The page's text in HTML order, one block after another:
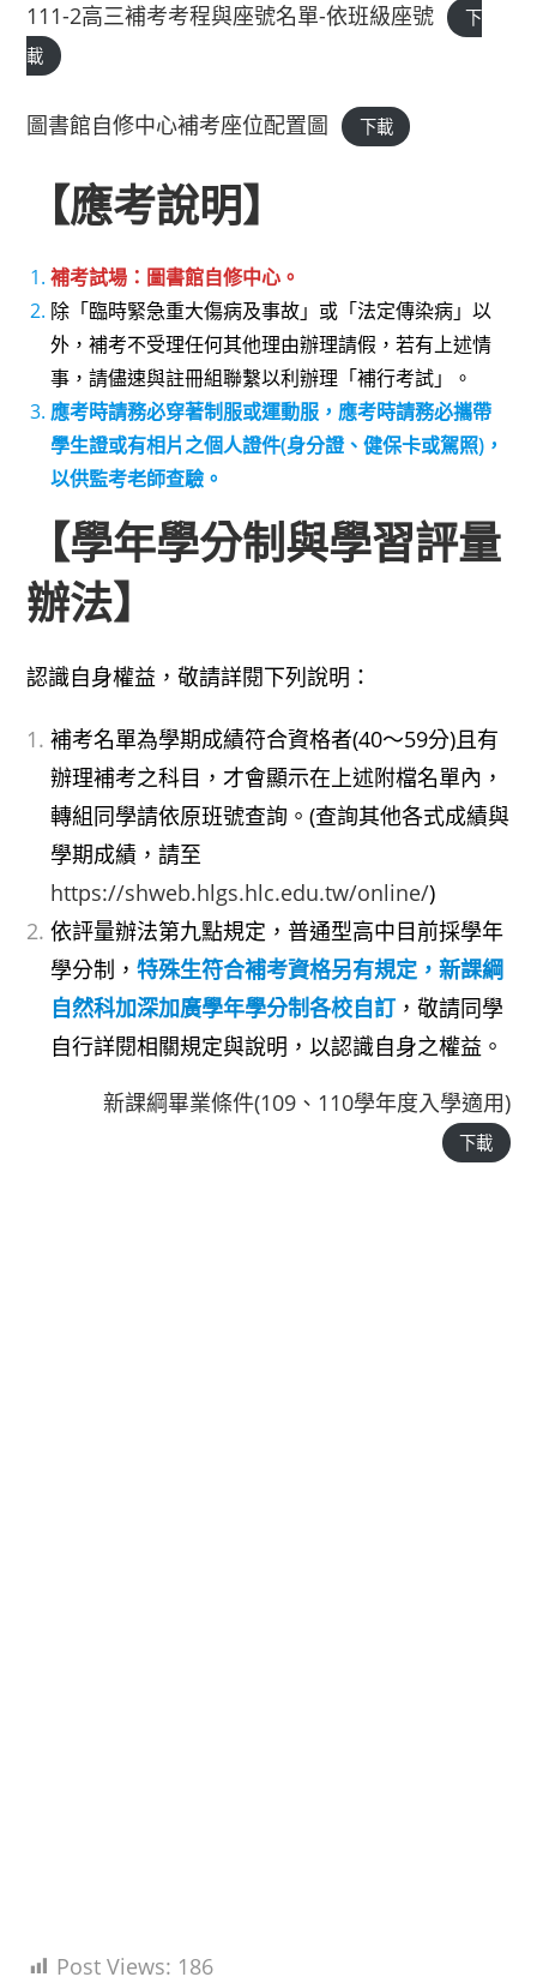
111-2高三補考考程與座號名單-依班級座號
下
載
圖書館自修中心補考座位配置圖 下載
【應考說明】
補考試場：圖書館自修中心。
除「臨時緊急重大傷病及事故」或「法定傳染病」以
外，補考不受理任何其他理由辦理請假，若有上述情
事，請儘速與註冊組聯繫以利辦理「補行考試」。
應考時請務必穿著制服或運動服，應考時請務必攜帶
學生證或有相片之個人證件(身分證、健保卡或駕照)，
以供監考老師查驗。
【學年學分制與學習評量
辦法】
認識自身權益，敬請詳閱下列說明：
補考名單為學期成績符合資格者(40～59分)且有
辦理補考之科目，才會顯示在上述附檔名單內，
轉組同學請依原班號查詢。(查詢其他各式成績與
學期成績，請至
https://shweb.hlgs.hlc.edu.tw/online/)
依評量辦法第九點規定，普通型高中目前採學年
學分制，特殊生符合補考資格另有規定，新課綱
自然科加深加廣學年學分制各校自訂 ，敬請同學
自行詳閱相關規定與說明，以認識自身之權益。
新課綱畢業條件(109、110學年度入學適用)
下載
Post Views: 186